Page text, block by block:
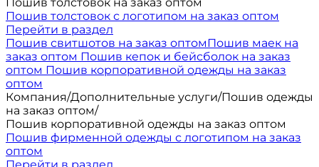
Пошив толстовок с логотипом на заказ оптом
Перейти в раздел
Пошив свитшотов на заказ оптомПошив маек на
заказ оптом Пошив кепок и бейсболок на заказ
оптом Пошив корпоративной одежды на заказ
оптом
Компания/Дополнительные услуги/Пошив одежды
на заказ оптом/
Пошив корпоративной одежды на заказ оптом
Пошив фирменной одежды с логотипом на заказ
оптом